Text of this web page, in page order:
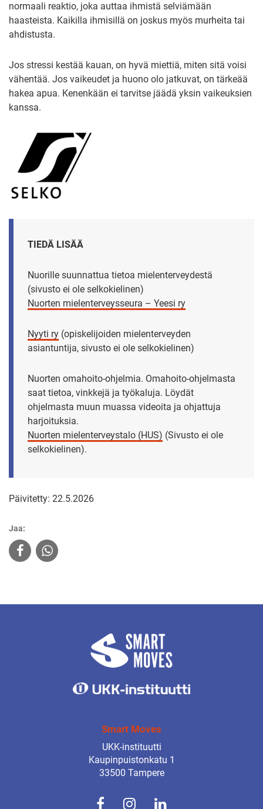
normaali reaktio, joka auttaa ihmistä selviämään
haasteista. Kaikilla ihmisillä on joskus myös murheita tai
ahdistusta.
Jos stressi kestää kauan, on hyvä miettiä, miten sitä voisi
vähentää. Jos vaikeudet ja huono olo jatkuvat, on tärkeää
hakea apua. Kenenkään ei tarvitse jäädä yksin vaikeuksien
kanssa.
TIEDÄ LISÄÄ
Nuorille suunnattua tietoa mielenterveydestä
(sivusto ei ole selkokielinen)
Nuorten mielenterveysseura – Yeesi ry
Nyyti ry (opiskelijoiden mielenterveyden
asiantuntija, sivusto ei ole selkokielinen)
Nuorten omahoito-ohjelmia. Omahoito-ohjelmasta
saat tietoa, vinkkejä ja työkaluja. Löydät
ohjelmasta muun muassa videoita ja ohjattuja
harjoituksia.
Nuorten mielenterveystalo (HUS) (Sivusto ei ole
selkokielinen).
Päivitetty: 22.5.2026
Jaa:
Smart Moves
UKK-instituutti
Kaupinpuistonkatu 1
33500 Tampere